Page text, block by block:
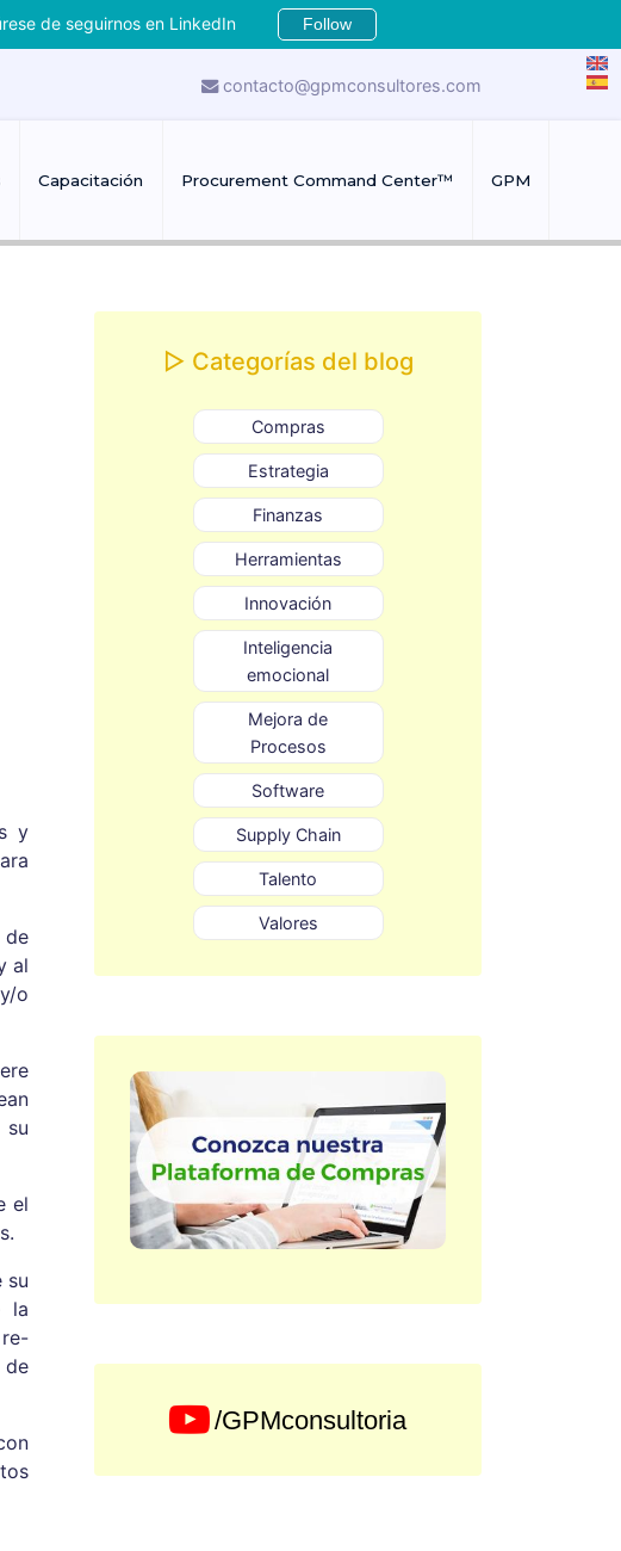
de seguirnos en LinkedIn Follow
contacto@gpmconsultores.com
Capacitación Procurement Command Center™ GPM
y
al
o
el
su
la
▷ Categorías del blog
Compras
Estrategia
Finanzas
Herramientas
Innovación
Inteligencia
emocional
Mejora de
Procesos
Software
Supply Chain
Talento
Valores
/GPMconsultoria